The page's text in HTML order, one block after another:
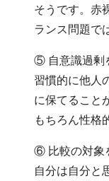
そうです。赤
ランス問題で
⑤ 自意識過剰
習慣的に他人
に保てること
もちろん性格
⑥ 比較の対象
自分は自分と